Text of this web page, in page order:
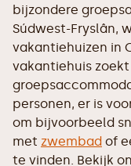
bijzondere
Súdwest-Fryslân,
vakantiehuizen in
vakantiehuis
personen, er is
om bijvoorbeeld
met zwembad of
te vinden. Bekijk